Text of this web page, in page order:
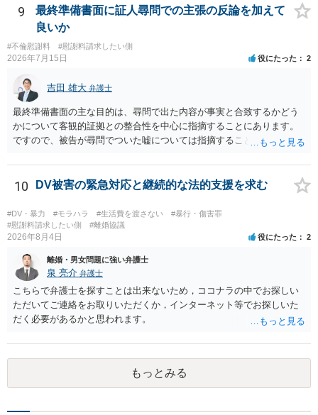
9
最終準備書面に証人尋問での主張の反論を加えて
良いか
#不倫慰謝料 #慰謝料請求したい側
2026年7月15日 役にたった 2
吉田 雄大 弁護士
最終準備書面の主な目的は、尋問で出た内容が事実と合致するかどう
かについて客観的証拠との整合性を中心に指摘することにあります。
ですので、被告が尋問でついた嘘については指摘することが大切で
事実でないとの指摘をすることも必要です。 これらの点について最終
準備書面で的確な指摘ができれば裁判所の理解も深まると思います
えるかどうかは、裁判官の個性に依る点が大きいので、何ともいえま
せん。
10 DV被害の緊急対応と継続的な法的支援を求む
#DV・暴力 #モラハラ #生活費を渡さない
#暴行・傷害罪
#慰謝料請求したい側
#離婚協議
2026年8月4日 役にたった 2
離婚・男女問題に強い弁護士
泉 亮介 弁護士
こちらで弁護士を探すことは出来ないため，ココナラの中でお探しい
ただいてご連絡をお取りいただくか，インターネット等でお探しいた
だく必要があるかと思われます。
もっとみる